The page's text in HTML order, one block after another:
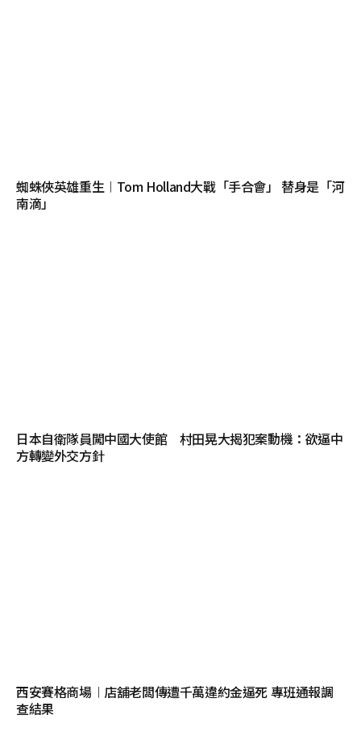
蜘蛛俠英雄重生︱Tom Holland大戰「手合會」 替身是「河
南滴」
日本自衛隊員闖中國大使館 村田晃大揭犯案動機：欲逼中
方轉變外交方針
西安賽格商場︱店舖老闆傳遭千萬違約金逼死 專班通報調
查結果